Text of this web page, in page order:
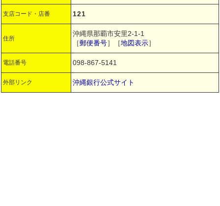
支店コード・店番 121
住所
沖縄県那覇市安里2-1-1
［郵便番号］［地図表示］
電話番号 098-867-5141
外部リンク 沖縄銀行公式サイト